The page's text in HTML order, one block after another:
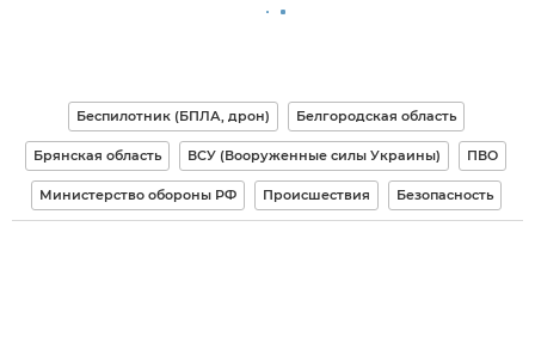
Беспилотник (БПЛА, дрон) Белгородская область
Брянская область ВСУ (Вооруженные силы Украины) ПВО
Министерство обороны РФ Происшествия Безопасность